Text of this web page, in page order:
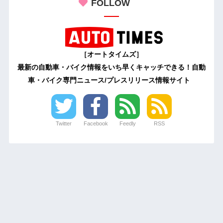
FOLLOW
［オートタイムズ］
最新の自動車・バイク情報をいち早くキャッチできる！自動
車・バイク専門ニュース/プレスリリース情報サイト
Twitter Facebook Feedly RSS